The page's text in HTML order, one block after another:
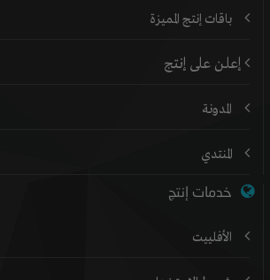
باقات إنتج المميزة
إعلن على إنتج
المدونة
المنتدي
خدمات إنتج
الأفلييت